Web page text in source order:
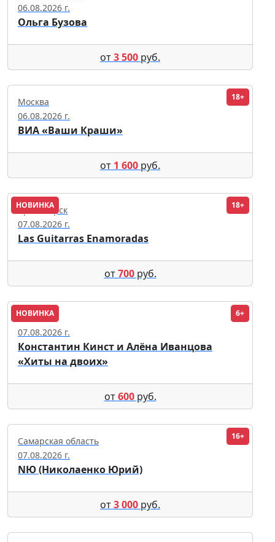
06.08.2026 г.
Ольга Бузова
от3 500 руб.
18+
Москва
06.08.2026 г.
ВИА «Ваши Краши»
от 1 600 руб.
НОВИНКА 18+
Красноярск
07.08.2026 г.
Las Guitarras Enamoradas
от700руб.
НОВИНКА 6+
Москва
07.08.2026 г.
Константин Кинст и Алёна Иванцова
«Хиты на двоих»
от600руб.
16+
Самарская область
07.08.2026 г.
NЮ (Николаенко Юрий)
от3 000 руб.